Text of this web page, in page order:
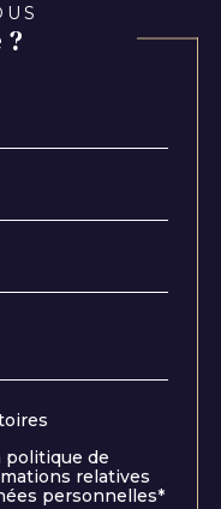
politique de
relatives
personnelles*